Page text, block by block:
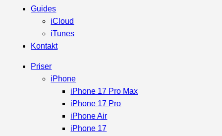
Guides
iCloud
iTunes
Kontakt
Priser
iPhone
iPhone 17 Pro Max
iPhone 17 Pro
iPhone Air
iPhone 17